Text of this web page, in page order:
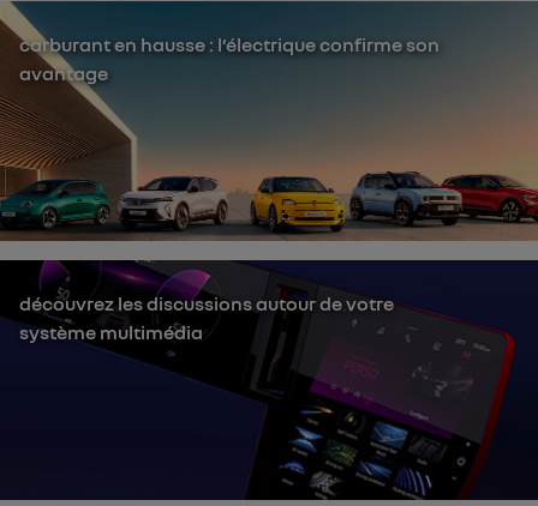
carburant en hausse : l’électrique confirme son
avantage
découvrez les discussions autour de votre
système multimédia